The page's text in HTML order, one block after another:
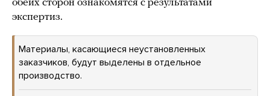
обеих сторон ознакомятся с результатами
экспертиз.
Материалы, касающиеся неустановленных
заказчиков, будут выделены в отдельное
производство.